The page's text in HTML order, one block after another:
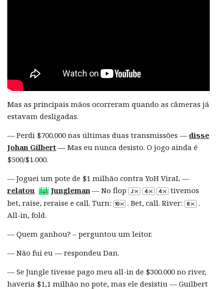
Mas as principais mãos ocorreram quando as câmeras já
estavam desligadas.
— Perdi $700.000 nas últimas duas transmissões — disse
Johan Gilbert — Mas eu nunca desisto. O jogo ainda é
$500/$1.000.
— Joguei um pote de $1 milhão contra YoH ViraL —
relatou
Jungleman — No flop
tivemos
bet, raise, reraise e call. Turn:
. Bet, call. River:
.
All-in, fold.
— Quem ganhou? – perguntou um leitor.
— Não fui eu — respondeu Dan.
— Se Jungle tivesse pago meu all-in de $300.000 no river,
haveria $1,1 milhão no pote, mas ele desistiu — Guilbert